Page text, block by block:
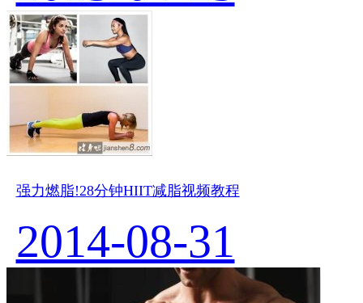
强力燃脂!28分钟HIIT减脂视频教程
2014-08-31